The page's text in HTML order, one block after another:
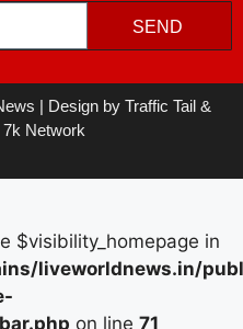
SEND
| Design by Traffic Tail &
Network
$visibility_homepage in
liveworldnews.in/
on line 71